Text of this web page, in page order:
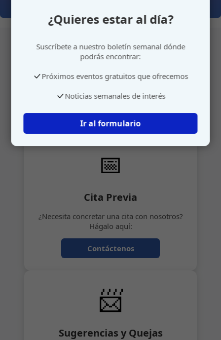
Atención personalizada
Gestione su cita o envíenos sus sugerencias de
📅
Cita Previa
¿Necesita concretar una cita con nosotros?
Hágalo aquí:
Contáctenos
📨
Sugerencias y Quejas
¿Quieres estar al día?
Suscríbete a nuestro boletín semanal dónde
podrás encontrar:
Próximos eventos gratuitos que ofrecemos
Noticias semanales de interés
Ir al formulario